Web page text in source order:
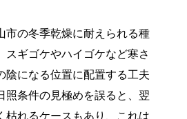
市の冬季乾燥に耐えられる種
スギゴケやハイゴケなど寒さ
陰になる位置に配置する工夫
照条件の見極めを誤ると、翌
枯れるケースもあり、これは